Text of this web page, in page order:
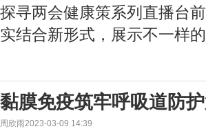
探寻两会健康策系列直播台
实结合新形式，展示不一样的
黏膜免疫筑牢呼吸道防
周欣雨2023-03-09 14:39